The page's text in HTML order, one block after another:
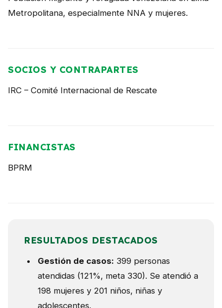
Metropolitana, especialmente NNA y mujeres.
SOCIOS Y CONTRAPARTES
IRC – Comité Internacional de Rescate
FINANCISTAS
BPRM
RESULTADOS DESTACADOS
Gestión de casos: 399 personas
atendidas (121%, meta 330). Se atendió a
198 mujeres y 201 niños, niñas y
adolescentes.